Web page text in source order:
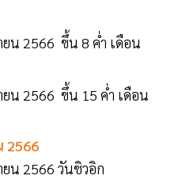
น 2566 ขึ้น 8 ค่ำ เดือน
น 2566 ขึ้น 15 ค่ำ เดือน
2566
น 2566 วันชิวอิก